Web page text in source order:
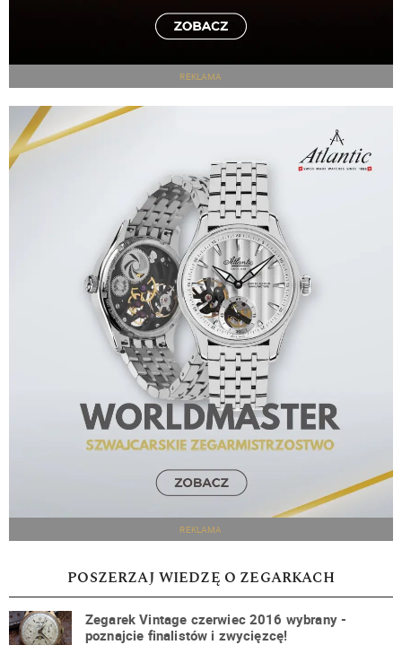
REKLAMA
REKLAMA
POSZERZAJ WIEDZĘ O ZEGARKACH
Zegarek Vintage czerwiec 2016 wybrany -
poznajcie finalistów i zwycięzcę!